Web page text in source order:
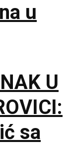
u
U
sa